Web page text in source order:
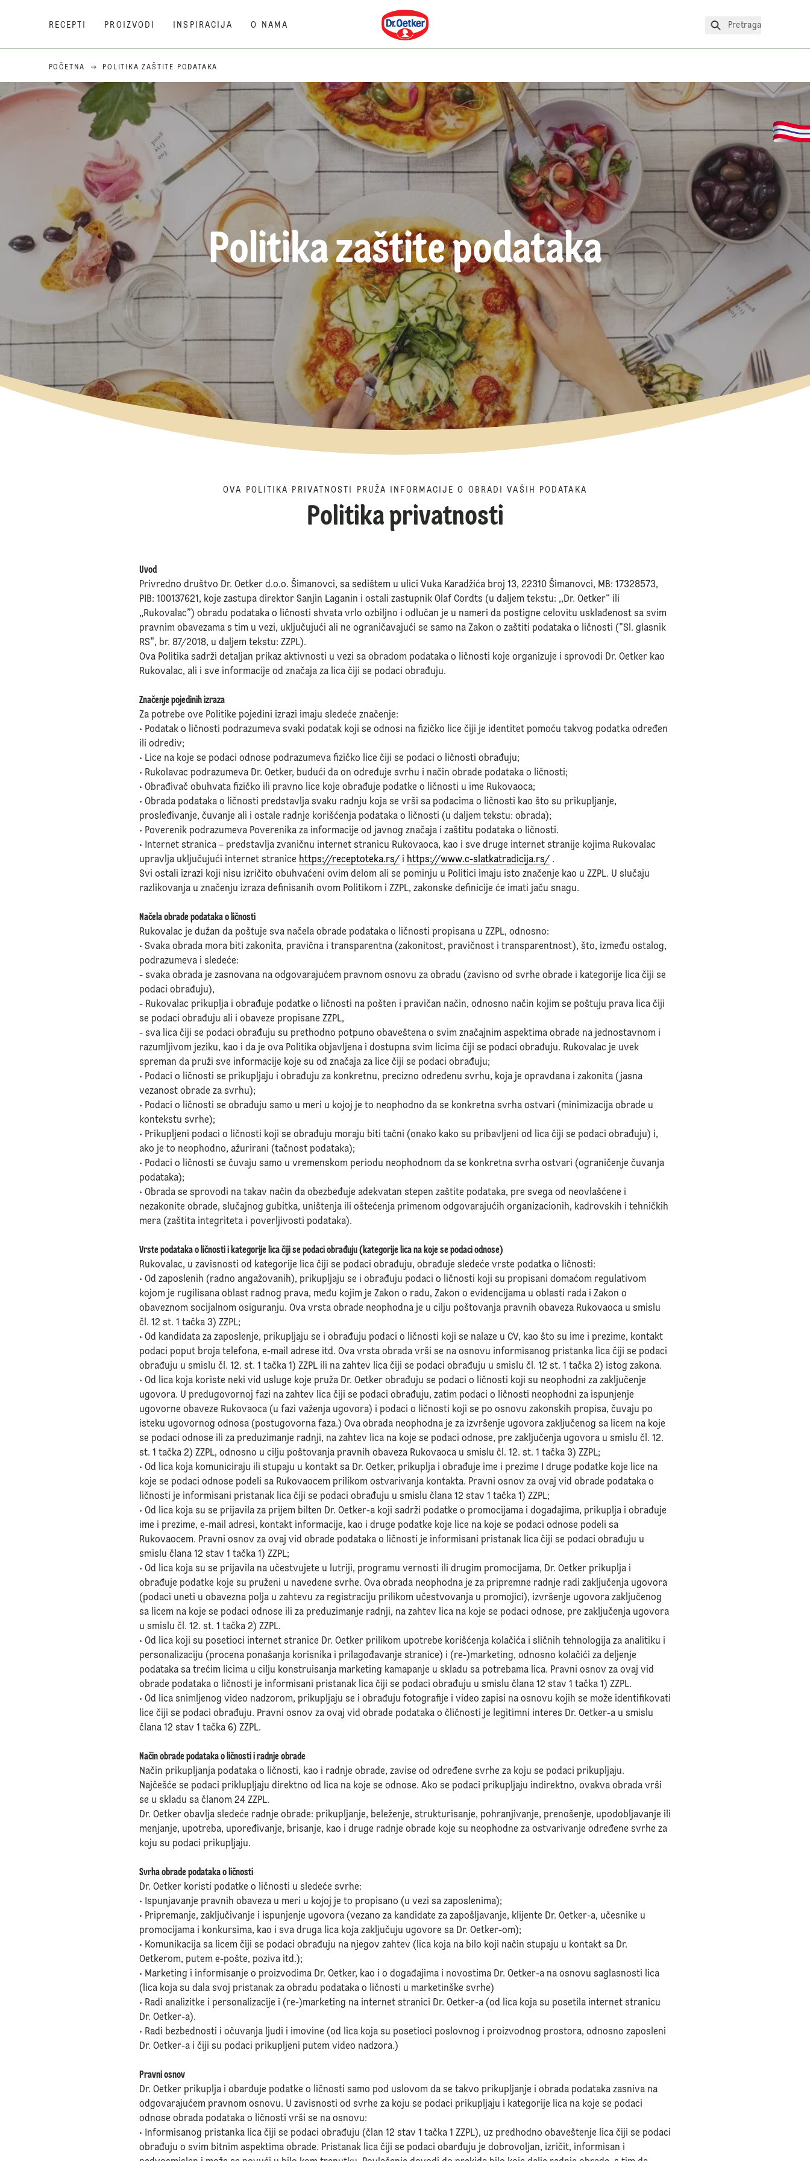
RECEPTI PROIZVODI INSPIRACIJA O NAMA
Dr. Oetker
Pretraga
POČETNA POLITIKA ZAŠTITE PODATAKA
Politika zaštite podataka
OVA POLITIKA PRIVATNOSTI PRUŽA INFORMACIJE O OBRADI VAŠIH PODATAKA
Politika privatnosti
Uvod
Privredno društvo Dr. Oetker d.o.o. Šimanovci, sa sedištem u ulici Vuka Karadžića broj 13, 22310 Šimanovci, MB: 17328573,
PIB: 100137621, koje zastupa direktor Sanjin Laganin i ostali zastupnik Olaf Cordts (u daljem tekstu: ,,Dr. Oetker“ ili
„Rukovalac”) obradu podataka o ličnosti shvata vrlo ozbiljno i odlučan je u nameri da postigne celovitu usklađenost sa svim
pravnim obavezama s tim u vezi, uključujući ali ne ograničavajući se samo na Zakon o zaštiti podataka o ličnosti ("Sl. glasnik
RS", br. 87/2018, u daljem tekstu: ZZPL).
Ova Politika sadrži detaljan prikaz aktivnosti u vezi sa obradom podataka o ličnosti koje organizuje i sprovodi Dr. Oetker kao
Rukovalac, ali i sve informacije od značaja za lica čiji se podaci obrađuju.
Značenje pojedinih izraza
Za potrebe ove Politike pojedini izrazi imaju sledeće značenje:
• Podatak o ličnosti podrazumeva svaki podatak koji se odnosi na fizičko lice čiji je identitet pomoću takvog podatka određen
ili odrediv;
• Lice na koje se podaci odnose podrazumeva fizičko lice čiji se podaci o ličnosti obrađuju;
• Rukolavac podrazumeva Dr. Oetker, budući da on određuje svrhu i način obrade podataka o ličnosti;
• Obrađivač obuhvata fizičko ili pravno lice koje obrađuje podatke o ličnosti u ime Rukovaoca;
• Obrada podataka o ličnosti predstavlja svaku radnju koja se vrši sa podacima o ličnosti kao što su prikupljanje,
prosleđivanje, čuvanje ali i ostale radnje korišćenja podataka o ličnosti (u daljem tekstu: obrada);
• Poverenik podrazumeva Poverenika za informacije od javnog značaja i zaštitu podataka o ličnosti.
• Internet stranica – predstavlja zvaničnu internet stranicu Rukovaoca, kao i sve druge internet stranije kojima Rukovalac
upravlja uključujući internet stranice https://receptoteka.rs/ i https://www.c-slatkatradicija.rs/ .
Svi ostali izrazi koji nisu izričito obuhvaćeni ovim delom ali se pominju u Politici imaju isto značenje kao u ZZPL. U slučaju
razlikovanja u značenju izraza definisanih ovom Politikom i ZZPL, zakonske definicije će imati jaču snagu.
Načela obrade podataka o ličnosti
Rukovalac je dužan da poštuje sva načela obrade podataka o ličnosti propisana u ZZPL, odnosno:
• Svaka obrada mora biti zakonita, pravična i transparentna (zakonitost, pravičnost i transparentnost), što, između ostalog,
podrazumeva i sledeće:
- svaka obrada je zasnovana na odgovarajućem pravnom osnovu za obradu (zavisno od svrhe obrade i kategorije lica čiji se
podaci obrađuju),
- Rukovalac prikuplja i obrađuje podatke o ličnosti na pošten i pravičan način, odnosno način kojim se poštuju prava lica čiji
se podaci obrađuju ali i obaveze propisane ZZPL,
- sva lica čiji se podaci obrađuju su prethodno potpuno obaveštena o svim značajnim aspektima obrade na jednostavnom i
razumljivom jeziku, kao i da je ova Politika objavljena i dostupna svim licima čiji se podaci obrađuju. Rukovalac je uvek
spreman da pruži sve informacije koje su od značaja za lice čiji se podaci obrađuju;
• Podaci o ličnosti se prikupljaju i obrađuju za konkretnu, precizno određenu svrhu, koja je opravdana i zakonita (jasna
vezanost obrade za svrhu);
• Podaci o ličnosti se obrađuju samo u meri u kojoj je to neophodno da se konkretna svrha ostvari (minimizacija obrade u
kontekstu svrhe);
• Prikupljeni podaci o ličnosti koji se obrađuju moraju biti tačni (onako kako su pribavljeni od lica čiji se podaci obrađuju) i,
ako je to neophodno, ažurirani (tačnost podataka);
• Podaci o ličnosti se čuvaju samo u vremenskom periodu neophodnom da se konkretna svrha ostvari (ograničenje čuvanja
podataka);
• Obrada se sprovodi na takav način da obezbeđuje adekvatan stepen zaštite podataka, pre svega od neovlašćene i
nezakonite obrade, slučajnog gubitka, uništenja ili oštećenja primenom odgovarajućih organizacionih, kadrovskih i tehničkih
mera (zaštita integriteta i poverljivosti podataka).
Vrste podataka o ličnosti i kategorije lica čiji se podaci obrađuju (kategorije lica na koje se podaci odnose)
Rukovalac, u zavisnosti od kategorije lica čiji se podaci obrađuju, obrađuje sledeće vrste podatka o ličnosti:
• Od zaposlenih (radno angažovanih), prikupljaju se i obrađuju podaci o ličnosti koji su propisani domaćom regulativom
kojom je rugilisana oblast radnog prava, među kojim je Zakon o radu, Zakon o evidencijama u oblasti rada i Zakon o
obaveznom socijalnom osiguranju. Ova vrsta obrade neophodna je u cilju poštovanja pravnih obaveza Rukovaoca u smislu
čl. 12 st. 1 tačka 3) ZZPL;
• Od kandidata za zaposlenje, prikupljaju se i obrađuju podaci o ličnosti koji se nalaze u CV, kao što su ime i prezime, kontakt
podaci poput broja telefona, e-mail adrese itd. Ova vrsta obrada vrši se na osnovu informisanog pristanka lica čiji se podaci
obrađuju u smislu čl. 12. st. 1 tačka 1) ZZPL ili na zahtev lica čiji se podaci obrađuju u smislu čl. 12 st. 1 tačka 2) istog zakona.
• Od lica koja koriste neki vid usluge koje pruža Dr. Oetker obrađuju se podaci o ličnosti koji su neophodni za zaključenje
ugovora. U predugovornoj fazi na zahtev lica čiji se podaci obrađuju, zatim podaci o ličnosti neophodni za ispunjenje
ugovorne obaveze Rukovaoca (u fazi važenja ugovora) i podaci o ličnosti koji se po osnovu zakonskih propisa, čuvaju po
isteku ugovornog odnosa (postugovorna faza.) Ova obrada neophodna je za izvršenje ugovora zaključenog sa licem na koje
se podaci odnose ili za preduzimanje radnji, na zahtev lica na koje se podaci odnose, pre zaključenja ugovora u smislu čl. 12.
st. 1 tačka 2) ZZPL, odnosno u cilju poštovanja pravnih obaveza Rukovaoca u smislu čl. 12. st. 1 tačka 3) ZZPL;
• Od lica kojа komuniciraju ili stupaju u kontakt sa Dr. Oetker, prikuplja i obrađuje ime i prezime I druge podatke koje lice na
koje se podaci odnose podeli sa Rukovaocem prilikom ostvarivanja kontakta. Pravni osnov za ovaj vid obrade podataka o
ličnosti je informisani pristanak lica čiji se podaci obrađuju u smislu člana 12 stav 1 tačka 1) ZZPL;
• Od lica koja su se prijavila za prijem bilten Dr. Oetker-a koji sadrži podatke o promocijama i događajima, prikuplja i obrađuje
ime i prezime, e-mail adresi, kontakt informacije, kao i druge podatke koje lice na koje se podaci odnose podeli sa
Rukovaocem. Pravni osnov za ovaj vid obrade podataka o ličnosti je informisani pristanak lica čiji se podaci obrađuju u
smislu člana 12 stav 1 tačka 1) ZZPL;
• Od lica koja su se prijavila na učestvujete u lutriji, programu vernosti ili drugim promocijama, Dr. Oetker prikuplja i
obrađuje podatke koje su pruženi u navedene svrhe. Ova obrada neophodna je za pripremne radnje radi zaključenja ugovora
(podaci uneti u obavezna polja u zahtevu za registraciju prilikom učestvovanja u promojici), izvršenje ugovora zaključenog
sa licem na koje se podaci odnose ili za preduzimanje radnji, na zahtev lica na koje se podaci odnose, pre zaključenja ugovora
u smislu čl. 12. st. 1 tačka 2) ZZPL.
• Od lica koji su posetioci internet stranice Dr. Oetker prilikom upotrebe korišćenja kolačića i sličnih tehnologija za analitiku i
personalizaciju (procena ponašanja korisnika i prilagođavanje stranice) i (re-)marketing, odnosno kolačići za deljenje
podataka sa trećim licima u cilju konstruisanja marketing kamapanje u skladu sa potrebama lica. Pravni osnov za ovaj vid
obrade podataka o ličnosti je informisani pristanak lica čiji se podaci obrađuju u smislu člana 12 stav 1 tačka 1) ZZPL.
• Od lica snimljenog video nadzorom, prikupljaju se i obrađuju fotografije i video zapisi na osnovu kojih se može identifikovati
lice čiji se podaci obrađuju. Pravni osnov za ovaj vid obrade podataka o čličnosti je legitimni interes Dr. Oetker-a u smislu
člana 12 stav 1 tačka 6) ZZPL.
Način obrade podataka o ličnosti i radnje obrade
Način prikupljanja podataka o ličnosti, kao i radnje obrade, zavise od određene svrhe za koju se podaci prikupljaju.
Najčešće se podaci priklupljaju direktno od lica na koje se odnose. Ako se podaci prikupljaju indirektno, ovakva obrada vrši
se u skladu sa članom 24 ZZPL.
Dr. Oetker obavlja sledeće radnje obrade: prikupljanje, beleženje, strukturisanje, pohranjivanje, prenošenje, upodobljavanje ili
menjanje, upotreba, upoređivanje, brisanje, kao i druge radnje obrade koje su neophodne za ostvarivanje određene svrhe za
koju su podaci prikupljaju.
Svrha obrade podataka o ličnosti
Dr. Oetker koristi podatke o ličnosti u sledeće svrhe:
• Ispunjavanje pravnih obaveza u meri u kojoj je to propisano (u vezi sa zaposlenima);
• Pripremanje, zaključivanje i ispunjenje ugovora (vezano za kandidate za zapošljavanje, klijente Dr. Oetker-a, učesnike u
promocijama i konkursima, kao i sva druga lica koja zaključuju ugovore sa Dr. Oetker-om);
• Komunikacija sa licem čiji se podaci obrađuju na njegov zahtev (lica koja na bilo koji način stupaju u kontakt sa Dr.
Oetkerom, putem e-pošte, poziva itd.);
• Marketing i informisanje o proizvodima Dr. Oetker, kao i o događajima i novostima Dr. Oetker-a na osnovu saglasnosti lica
(lica koja su dala svoj pristanak za obradu podataka o ličnosti u marketinške svrhe)
• Radi analizitke i personalizacije i (re-)marketing na internet stranici Dr. Oetker-a (od lica koja su posetila internet stranicu
Dr. Oetker-a).
• Radi bezbednosti i očuvanja ljudi i imovine (od lica koja su posetioci poslovnog i proizvodnog prostora, odnosno zaposleni
Dr. Oetker-a i čiji su podaci prikupljeni putem video nadzora.)
Pravni osnov
Dr. Oetker prikuplja i obarđuje podatke o ličnosti samo pod uslovom da se takvo prikupljanje i obrada podataka zasniva na
odgovarajućem pravnom osnovu. U zavisnosti od svrhe za koju se podaci prikupljaju i kategorije lica na koje se podaci
odnose obrada podataka o ličnosti vrši se na osnovu:
• Informisanog pristanka lica čiji se podaci obrađuju (član 12 stav 1 tačka 1 ZZPL), uz predhodno obaveštenje lica čiji se podaci
obrađuju o svim bitnim aspektima obrade. Pristanak lica čiji se podaci obarđuju je dobrovoljan, izričit, informisan i